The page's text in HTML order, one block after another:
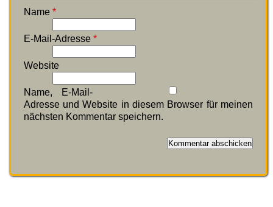
Name *
E-Mail-Adresse *
Website
Name, E-Mail-
Adresse und Website in diesem Browser für meinen
nächsten Kommentar speichern.